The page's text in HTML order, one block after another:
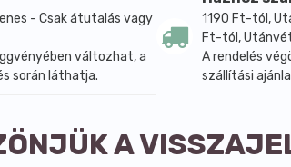
- Csak átutalás vagy
változhat, a
során láthatja.
1190 Ft-tól,
Ft-tól,
A rendelés
szállítási
A